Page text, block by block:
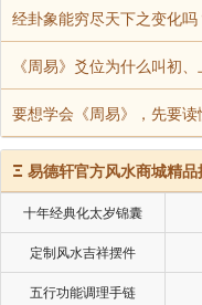
经卦象能穷尽天下之变化吗
《周易》爻位为什么叫初
要想学会《周易》，先要读
Ξ 易德轩官方风水商城精品
十年经典化太岁锦囊
定制风水吉祥摆件
五行功能调理手链